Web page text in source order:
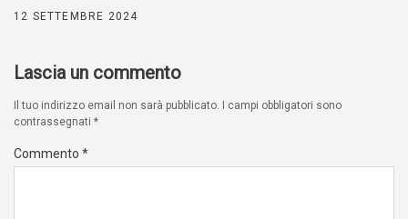
12 SETTEMBRE 2024
Lascia un commento
Il tuo indirizzo email non sarà pubblicato. I campi obbligatori sono
contrassegnati *
Commento *